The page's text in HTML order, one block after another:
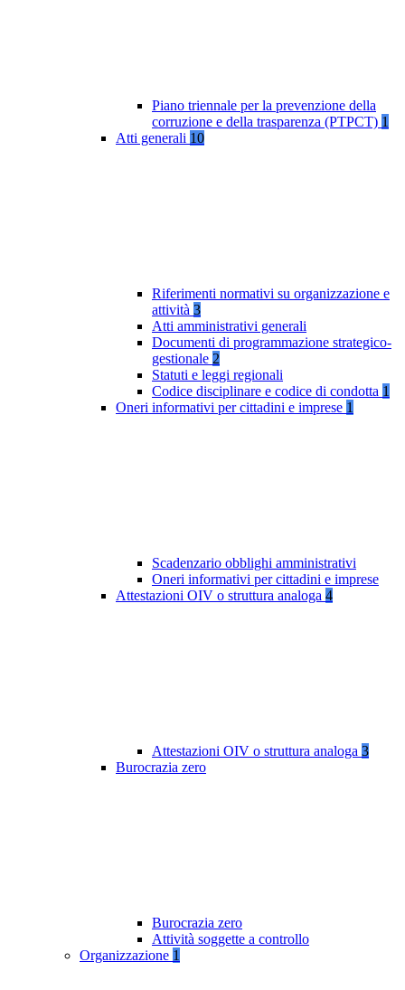
Piano triennale per la prevenzione della
corruzione e della trasparenza (PTPCT) 1
Atti generali 10
Riferimenti normativi su organizzazione e
attività 3
Atti amministrativi generali
Documenti di programmazione strategico-
gestionale 2
Statuti e leggi regionali
Codice disciplinare e codice di condotta 1
Oneri informativi per cittadini e imprese 1
Scadenzario obblighi amministrativi
Oneri informativi per cittadini e imprese
Attestazioni OIV o struttura analoga 4
Attestazioni OIV o struttura analoga 3
Burocrazia zero
Burocrazia zero
Attività soggette a controllo
Organizzazione 1